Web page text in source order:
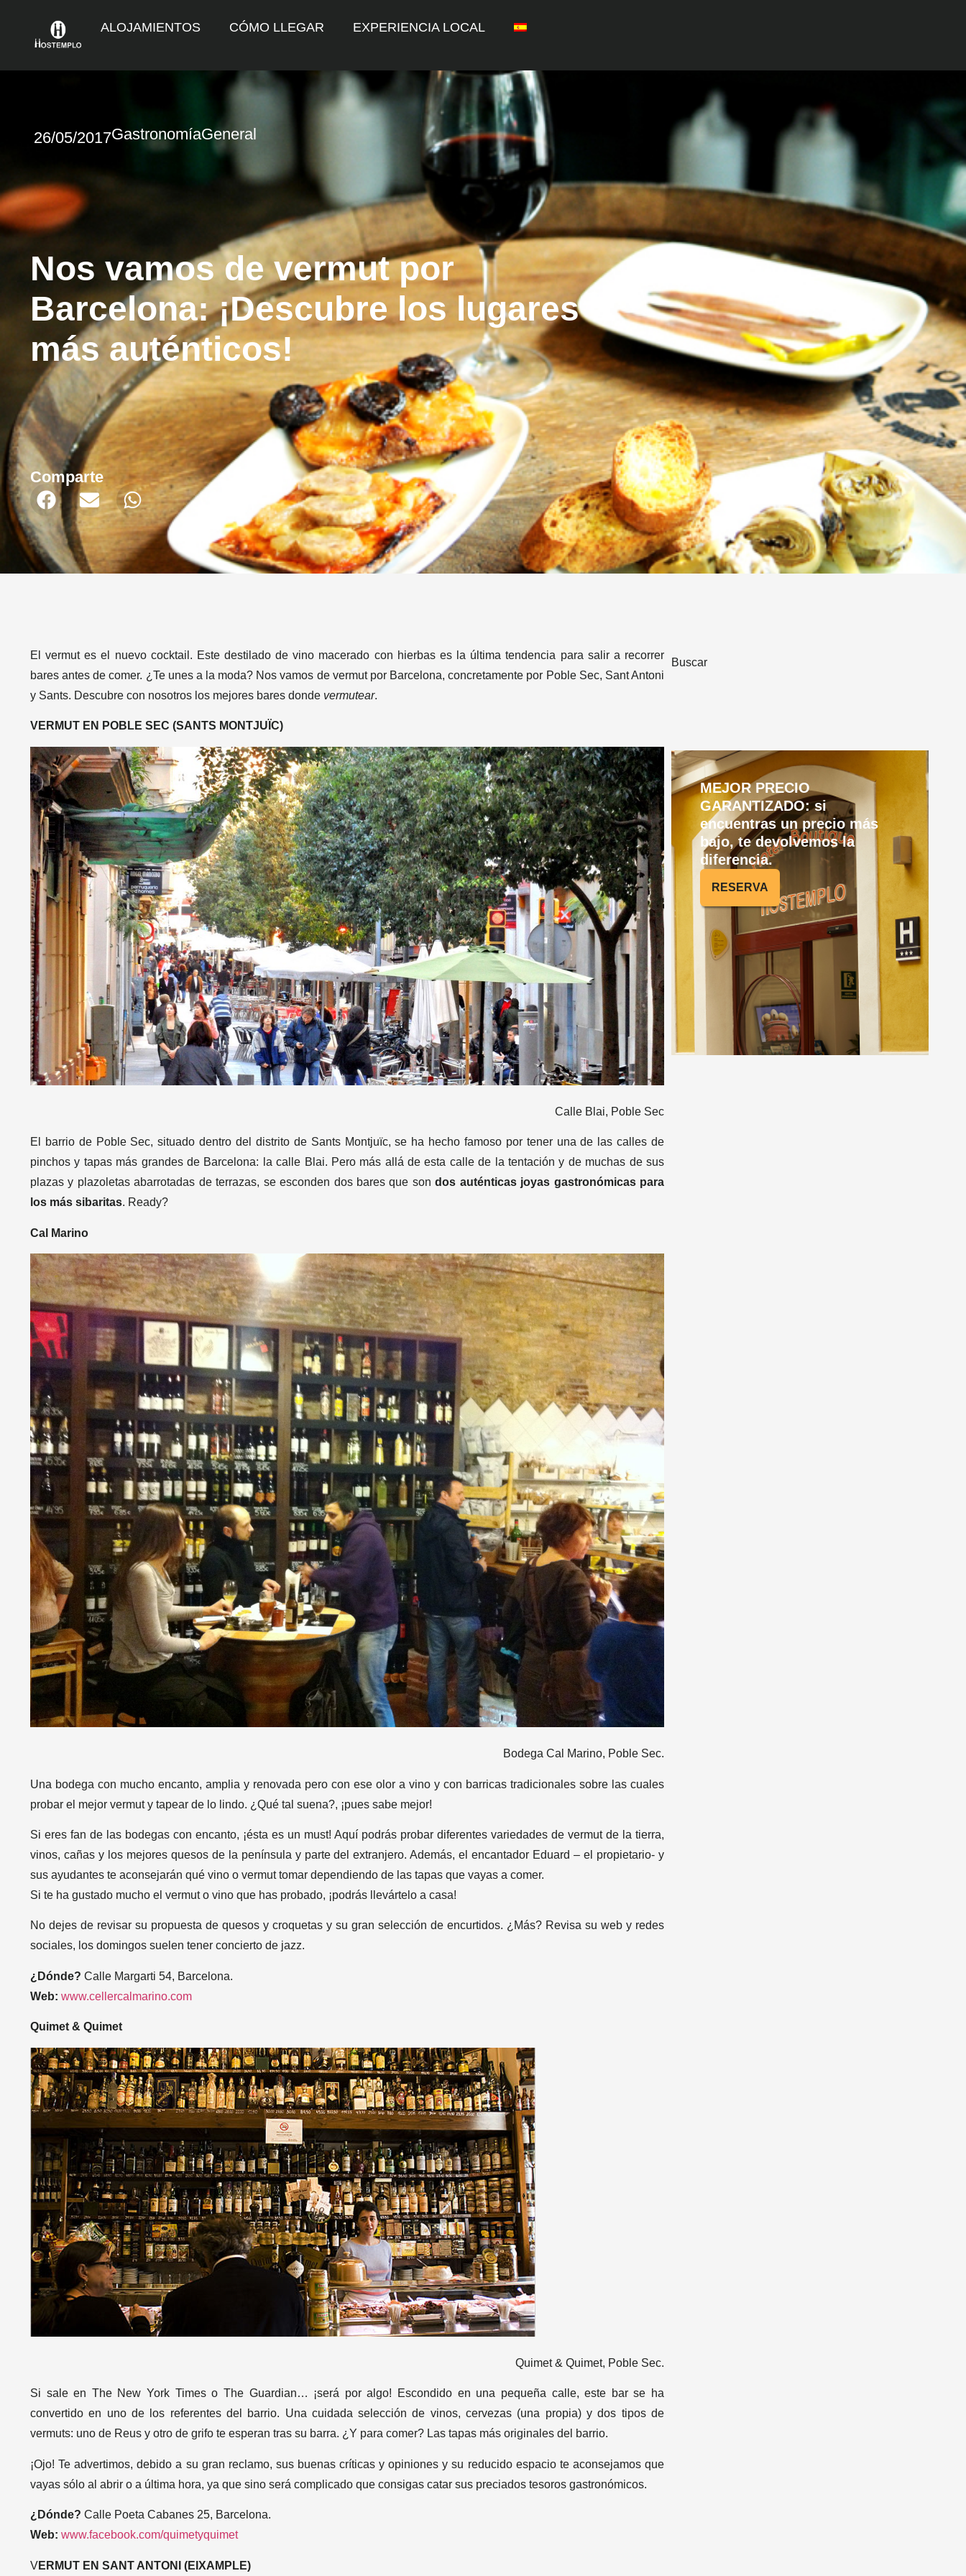
ALOJAMIENTOS CÓMO LLEGAR EXPERIENCIA LOCAL
26/05/2017GastronomíaGeneral
Nos vamos de vermut por
Barcelona: ¡Descubre los lugares
más auténticos!
Comparte
El vermut es el nuevo cocktail. Este destilado de vino macerado con hierbas es la última tendencia para salir a recorrer
bares antes de comer. ¿Te unes a la moda? Nos vamos de vermut por Barcelona, concretamente por Poble Sec, Sant Antoni
y Sants. Descubre con nosotros los mejores bares donde vermutear.
VERMUT EN POBLE SEC (SANTS MONTJUÏC)
Calle Blai, Poble Sec
El barrio de Poble Sec, situado dentro del distrito de Sants Montjuïc, se ha hecho famoso por tener una de las calles de
pinchos y tapas más grandes de Barcelona: la calle Blai. Pero más allá de esta calle de la tentación y de muchas de sus
plazas y plazoletas abarrotadas de terrazas, se esconden dos bares que sondos auténticas joyas gastronómicas para
los más sibaritas. Ready?
Cal Marino
Bodega Cal Marino, Poble Sec.
Una bodega con mucho encanto, amplia y renovada pero con ese olor a vino y con barricas tradicionales sobre las cuales
probar el mejor vermut y tapear de lo lindo. ¿Qué tal suena?, ¡pues sabe mejor!
Si eres fan de las bodegas con encanto, ¡ésta es un must! Aquí podrás probar diferentes variedades de vermut de la tierra,
vinos, cañas y los mejores quesos de la península y parte del extranjero. Además, el encantador Eduard – el propietario- y
sus ayudantes te aconsejarán qué vino o vermut tomar dependiendo de las tapas que vayas a comer.
Si te ha gustado mucho el vermut o vino que has probado, ¡podrás llevártelo a casa!
No dejes de revisar su propuesta de quesos y croquetas y su gran selección de encurtidos. ¿Más? Revisa su web y redes
sociales, los domingos suelen tener concierto de jazz.
¿Dónde? Calle Margarti 54, Barcelona.
Web: www.cellercalmarino.com
Quimet & Quimet
Quimet & Quimet, Poble Sec.
Si sale en The New York Times o The Guardian… ¡será por algo! Escondido en una pequeña calle, este bar se ha
convertido en uno de los referentes del barrio. Una cuidada selección de vinos, cervezas (una propia) y dos tipos de
vermuts: uno de Reus y otro de grifo te esperan tras su barra. ¿Y para comer? Las tapas más originales del barrio.
¡Ojo! Te advertimos, debido a su gran reclamo, sus buenas críticas y opiniones y su reducido espacio te aconsejamos que
vayas sólo al abrir o a última hora, ya que sino será complicado que consigas catar sus preciados tesoros gastronómicos.
¿Dónde? Calle Poeta Cabanes 25, Barcelona.
Web: www.facebook.com/quimetyquimet
VERMUT EN SANT ANTONI (EIXAMPLE)
Buscar
MEJOR PRECIO
GARANTIZADO: si
encuentras un precio más
bajo, te devolvemos la
diferencia.
RESERVA